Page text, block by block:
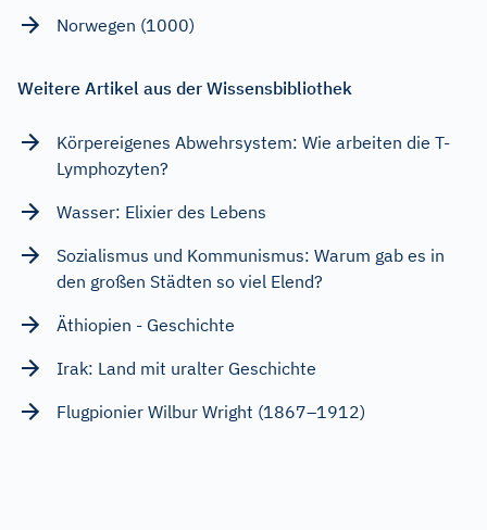
Norwegen (1000)
Weitere Artikel aus der Wissensbibliothek
Körpereigenes Abwehrsystem: Wie arbeiten die T-
Lymphozyten?
Wasser: Elixier des Lebens
Sozialismus und Kommunismus: Warum gab es in
den großen Städten so viel Elend?
Äthiopien - Geschichte
Irak: Land mit uralter Geschichte
Flugpionier Wilbur Wright (1867–1912)